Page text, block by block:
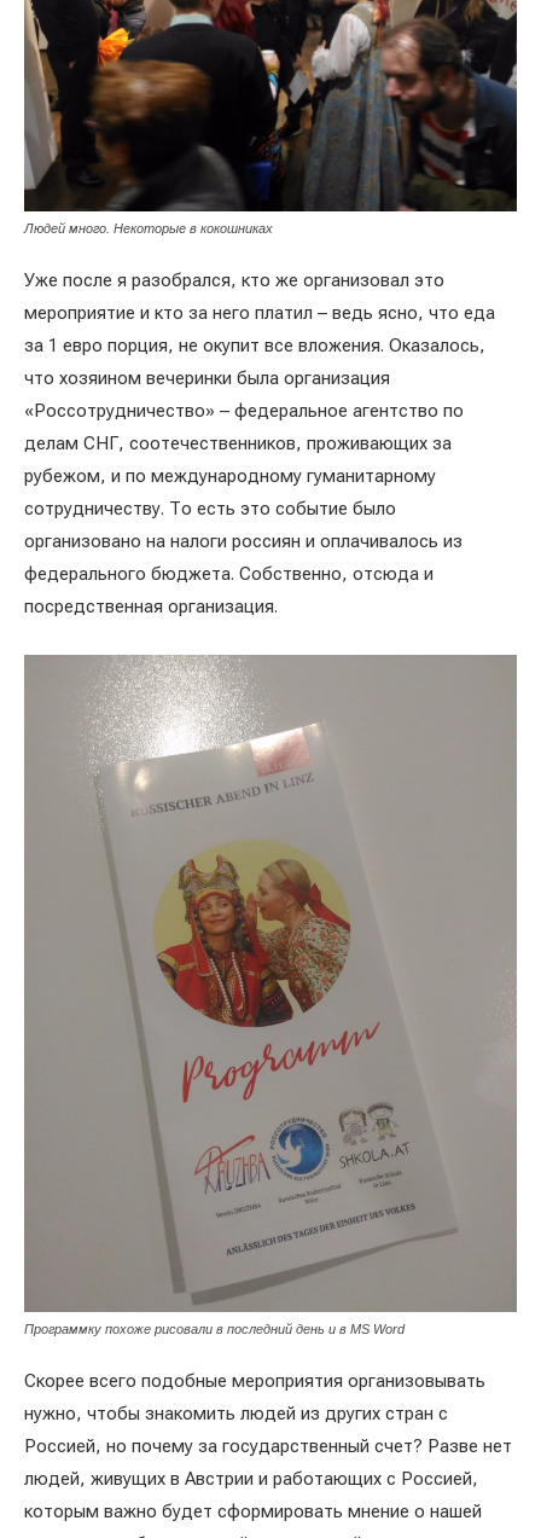
Людей много. Некоторые в кокошниках
Уже после я разобрался, кто же организовал это
мероприятие и кто за него платил – ведь ясно, что еда
за 1 евро порция, не окупит все вложения. Оказалось,
что хозяином вечеринки была организация
«Россотрудничество» – федеральное агентство по
делам СНГ, соотечественников, проживающих за
рубежом, и по международному гуманитарному
сотрудничеству. То есть это событие было
организовано на налоги россиян и оплачивалось из
федерального бюджета. Собственно, отсюда и
посредственная организация.
Программку похоже рисовали в последний день и в MS Word
Скорее всего подобные мероприятия организовывать
нужно, чтобы знакомить людей из других стран с
Россией, но почему за государственный счет? Разве нет
людей, живущих в Австрии и работающих с Россией,
которым важно будет сформировать мнение о нашей